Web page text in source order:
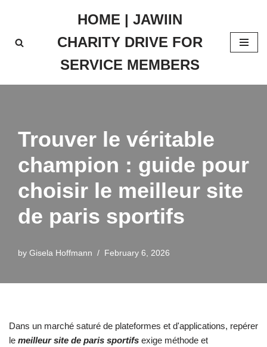
to
HOME | JAWIIN
CHARITY DRIVE FOR
SERVICE MEMBERS
Trouver le véritable
champion : guide pour
choisir le meilleur site
de paris sportifs
by Gisela Hoffmann February 6, 2026
Dans un marché saturé de plateformes et d'applications, repérer
le meilleur site de paris sportifs exige méthode et